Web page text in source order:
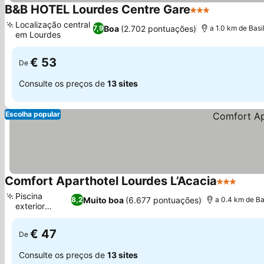
B&B HOTEL Lourdes Centre Gare3 Estrelas
7,9Boa (2.702 pontuações)
Localização central
em Lourdes
a 1.0 km de
De € 53
Consulte os preços de 13 sites
Escolha popular
Comfort Aparthotel Lourdes L’Acacia3 Estrelas
8,2Muito boa (6.677 pontuações)
Piscina
exterior
sazonal
a 0.4 km de
De € 47
Consulte os preços de 13 sites